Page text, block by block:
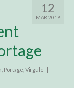
12
MAR 2019
Portage Virgule
|